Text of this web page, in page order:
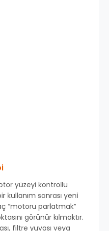
yüzeyi kontrollü
kullanım sonrası yeni
“motoru parlatmak”
görünür kılmaktır.
filtre yuvası veya